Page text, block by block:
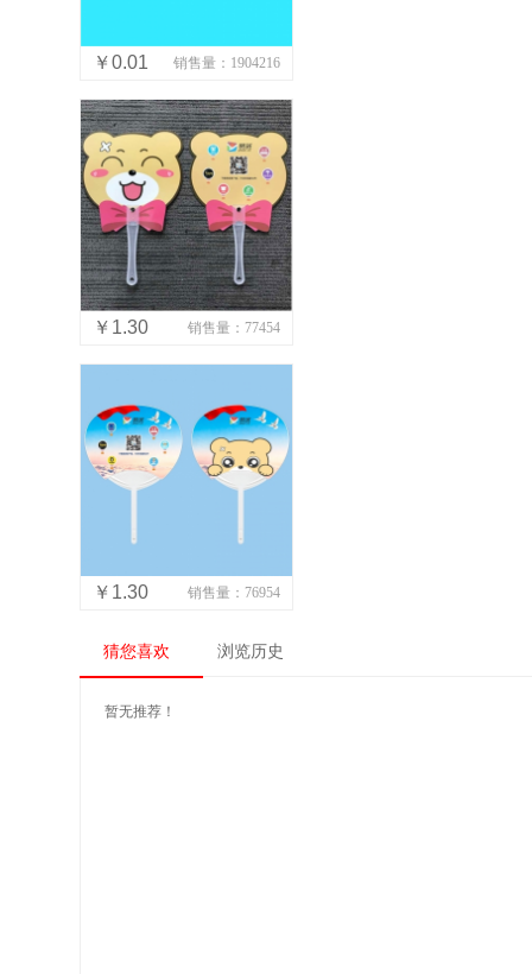
￥0.01 销售量：1904216
￥1.30 销售量：77454
￥1.30 销售量：76954
猜您喜欢 浏览历史
暂无推荐！